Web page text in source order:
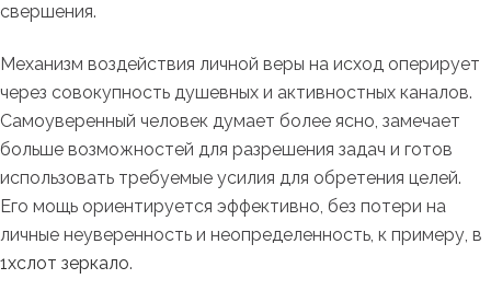
свершения.
Механизм воздействия личной веры на исход оперирует
через совокупность душевных и активностных каналов.
Самоуверенный человек думает более ясно, замечает
больше возможностей для разрешения задач и готов
использовать требуемые усилия для обретения целей.
Его мощь ориентируется эффективно, без потери на
личные неуверенность и неопределенность, к примеру, в
1хслот зеркало.